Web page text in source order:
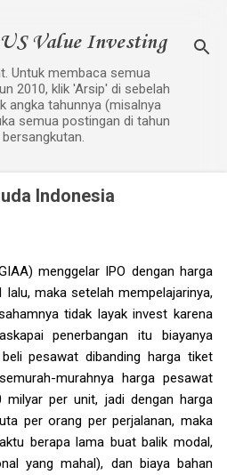
Value Investing
Untuk membaca semua
2010, klik 'Arsip' di sebelah
angka tahunnya (misalnya
semua postingan di tahun
Indonesia
menggelar IPO dengan harga
lalu, maka setelah mempelajarinya,
tidak layak invest karena
penerbangan itu biayanya
pesawat dibanding harga tiket
murahnya harga pesawat
milyar per unit, jadi dengan harga
per orang per perjalanan, maka
berapa lama buat balik modal,
yang mahal), dan biaya bahan